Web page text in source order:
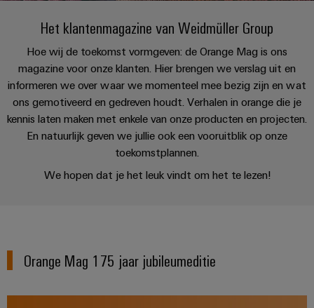
worden
ervaren.
Datacenter
en
producten
voor
datacenters
betrouwbaar,
producten
voor
(EOS)
DC-
microgrids
u-
OS
edge
computing
5G
Schakelkast
klemmen
Behuizingssystemen
en
componenten
Kabelinvoersystemen
en
componenten
kabels
Bedrading
maat-
gemaakte
kabelassemblages
Fast
Delivery
Service
Advies
Connectivity
Consulting
Verkoop Support
eShop
Aanvraag
van
catalogi
aanbiedingen
Bedrijf
Weidmüller
Feiten
en
cijfers
Duurzaamheid
Locaties
Managementinformatie
Mag
Klantenmagazine
Carrière
Studenten
BEZOEK
OVERZICHT
Het klantenmagazine van Weidmüller Group
Hoe wij de toekomst vormgeven: de Orange Mag is ons
magazine voor onze klanten. Hier brengen we verslag uit en
informeren we over waar we momenteel mee bezig zijn en wat
ons gemotiveerd en gedreven houdt. Verhalen in orange die je
kennis laten maken met enkele van onze producten en projecten.
En natuurlijk geven we jullie ook een vooruitblik op onze
toekomstplannen.
We hopen dat je het leuk vindt om het te lezen!
Orange Mag 175 jaar jubileumeditie